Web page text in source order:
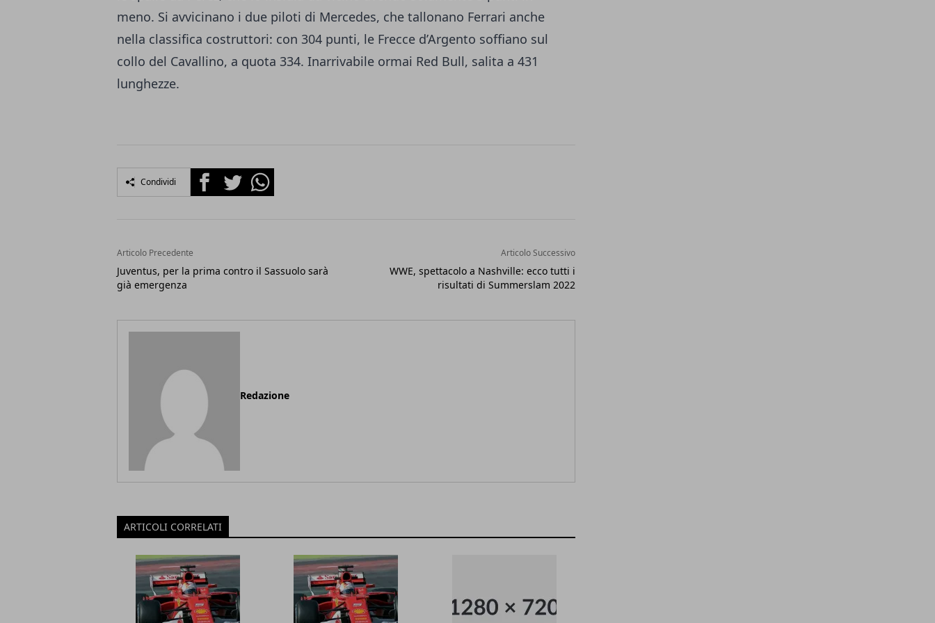
meno. Si avvicinano i due piloti di Mercedes, che tallonano Ferrari anche
nella classifica costruttori: con 304 punti, le Frecce d’Argento soffiano sul
collo del Cavallino, a quota 334. Inarrivabile ormai Red Bull, salita a 431
lunghezze.
Condividi FacebookTwitterWhatsapp
Articolo Precedente
Juventus, per la prima contro il Sassuolo sarà
già emergenza
Articolo Successivo
WWE, spettacolo a Nashville: ecco tutti i
risultati di Summerslam 2022
Redazione
ARTICOLI CORRELATI